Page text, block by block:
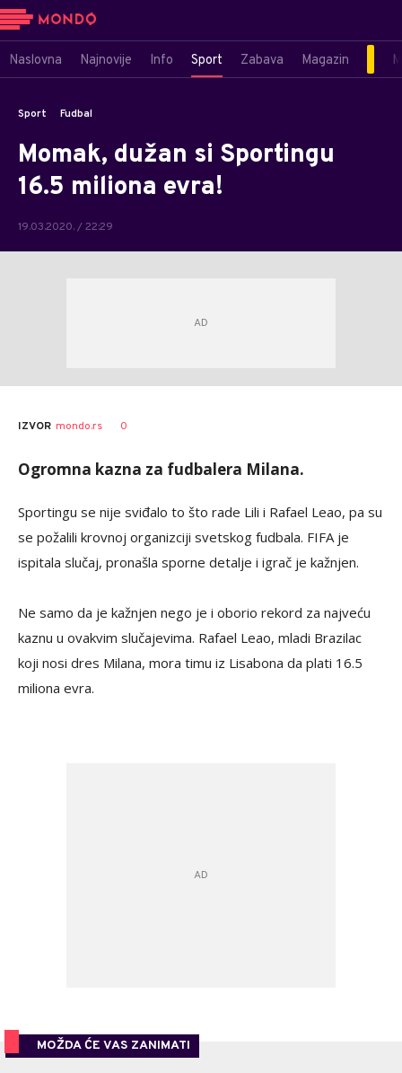
Naslovna Najnovije Info Sport Zabava Magazin
Sport Fudbal
Momak, dužan si Sportingu
16.5 miliona evra!
19.03.2020. / 22:29
IZVOR mondo.rs 0
Ogromna kazna za fudbalera Milana.
Sportingu se nije sviđalo to što rade Lili i Rafael Leao, pa su
se požalili krovnoj organizciji svetskog fudbala. FIFA je
ispitala slučaj, pronašla sporne detalje i igrač je kažnjen.
Ne samo da je kažnjen nego je i oborio rekord za najveću
kaznu u ovakvim slučajevima. Rafael Leao, mladi Brazilac
koji nosi dres Milana, mora timu iz Lisabona da plati 16.5
miliona evra.
MOŽDA ĆE VAS ZANIMATI